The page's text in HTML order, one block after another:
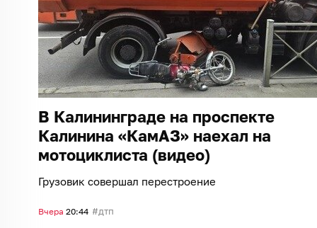
В Калининграде на проспекте
Калинина «КамАЗ» наехал на
мотоциклиста (видео)
Грузовик совершал перестроение
Вчера 20:44 дтп